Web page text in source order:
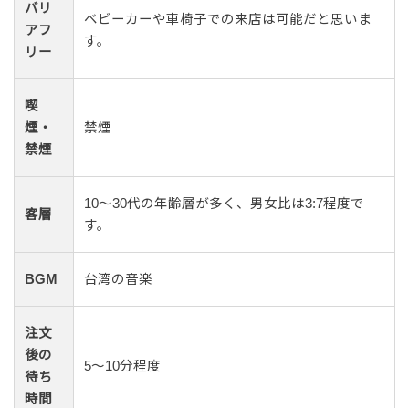
バリ
アフ
リー
ベビーカーや車椅子での来店は可能だと思いま
す。
喫
煙・
禁煙
禁煙
客層
10〜30代の年齢層が多く、男女比は3:7程度で
す。
BGM 台湾の音楽
注文
後の
待ち
時間
5〜10分程度